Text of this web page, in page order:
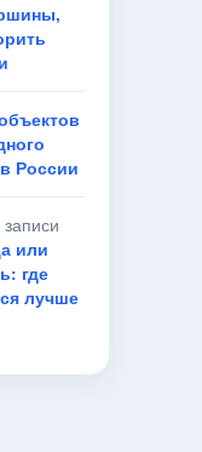
России
записи
или
где
лучше